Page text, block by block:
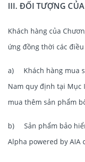
III. ĐỐI TƯỢNG
Khách hàng của
ứng đồng thời các
a) Khách hàng mua
Nam quy định tại Mục
mua thêm sản phẩm
b) Sản phẩm bảo
Alpha powered by AIA